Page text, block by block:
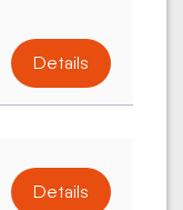
Details
Details